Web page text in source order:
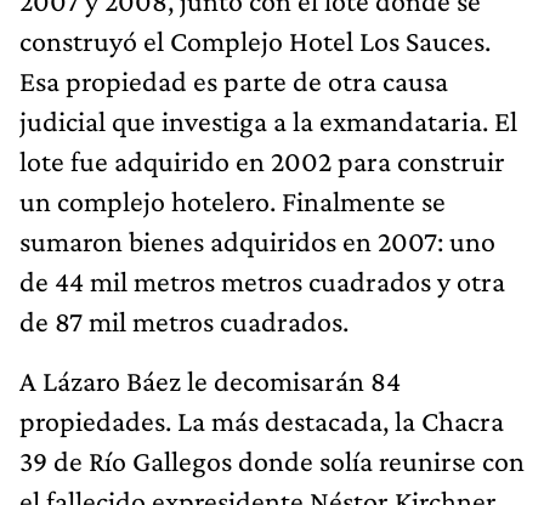
construyó el Complejo Hotel Los Sauces.
Esa propiedad es parte de otra causa
judicial que investiga a la exmandataria. El
lote fue adquirido en 2002 para construir
un complejo hotelero. Finalmente se
sumaron bienes adquiridos en 2007: uno
de 44 mil metros metros cuadrados y otra
de 87 mil metros cuadrados.
A Lázaro Báez le decomisarán 84
propiedades. La más destacada, la Chacra
39 de Río Gallegos donde solía reunirse con